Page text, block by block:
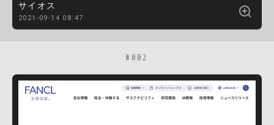
サイオス
2021-09-14 08:47